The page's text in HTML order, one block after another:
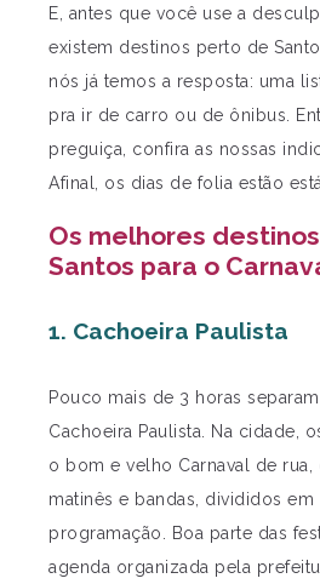
E, antes que você use a
existem destinos perto de
nós já temos a resposta: uma
pra ir de carro ou de ônibus.
preguiça, confira as nossas
Afinal, os dias de folia estão
Os melhores
Santos para o
1. Cachoeira Paulista
Pouco mais de 3 horas
Cachoeira Paulista. Na cidade,
o bom e velho Carnaval de
matinês e bandas, divididos em
programação. Boa parte das
agenda organizada pela